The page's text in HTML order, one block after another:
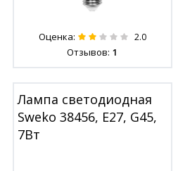
Оценка: 2.0
Отзывов: 1
Лампа светодиодная
Sweko 38456, E27, G45,
7Вт